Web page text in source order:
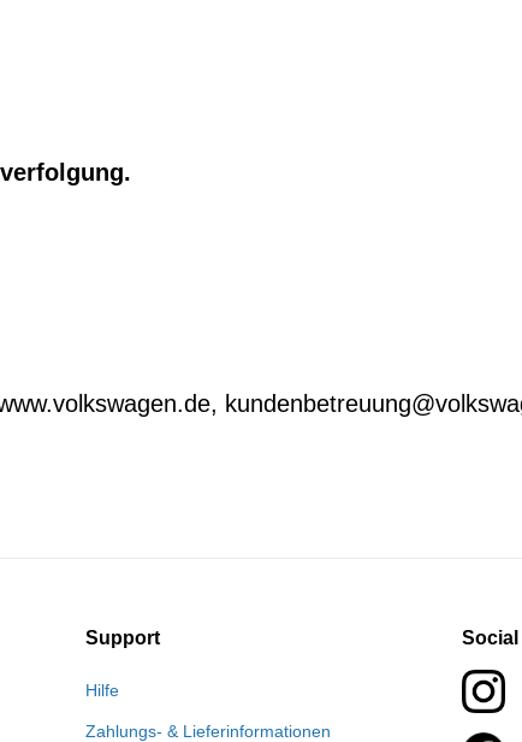
Support
Hilfe
Zahlungs- & Lieferinformationen
Social